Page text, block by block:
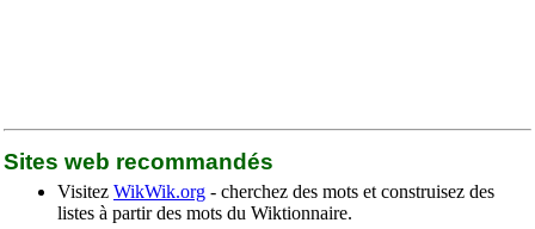
Sites web recommandés
Visitez WikWik.org - cherchez des mots et construisez des
listes à partir des mots du Wiktionnaire.